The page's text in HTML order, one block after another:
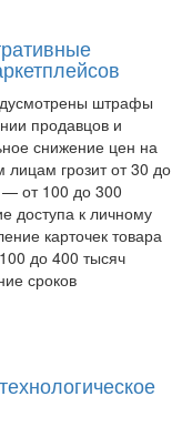
штрафы
продавцов и
снижение цен на
лицам грозит от 30 до
от 100 до 300
доступа к личному
карточек товара
до 400 тысяч
сроков